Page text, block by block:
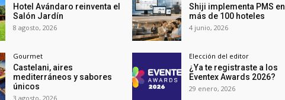
Hotel Avándaro reinventa el
Salón Jardín
8 agosto, 2026
Gourmet
Castelani, aires
mediterráneos y sabores
únicos
3 agosto, 2026
Shiji implementa PMS en
más de 100 hoteles
4 junio, 2026
Elección del editor
¿Ya te registraste a los
Eventex Awards 2026?
29 enero, 2026